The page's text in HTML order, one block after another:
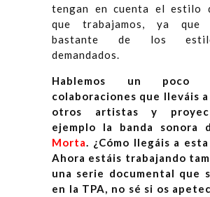
tengan en cuenta el estilo
que trabajamos, ya que
bastante de los
demandados.
Hablemos un poco
colaboraciones que lleváis
otros artistas y
ejemplo la banda sonora
Morta. ¿Cómo llegáis a
Ahora estáis trabajando
una serie documental que
en la TPA, no sé si os